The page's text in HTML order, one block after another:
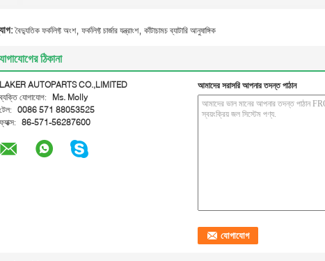
বৈদ্যুতিক ফর্কলিফ্ট অংশ, ফর্কলিফ্ট চার্জার যন্ত্রাংশ, কাঁটাচামচ ব্যাটারি আনুষাঙ্গিক
ঠিকানা
LAKER AUTOPARTS CO.,LIMITED
ব্যক্তি যোগাযোগ:
Ms. Molly
টেল: 0086 571 88053525
ফ্যাক্স: 86-571-56287600
আমাদের সরাসরি আপনার তদন্ত পাঠান